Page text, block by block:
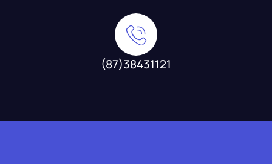
(87)38431121